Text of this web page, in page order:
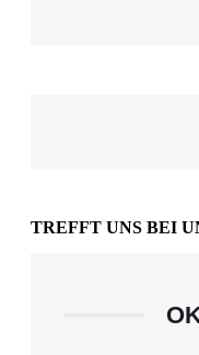
TREFFT UNS BEI